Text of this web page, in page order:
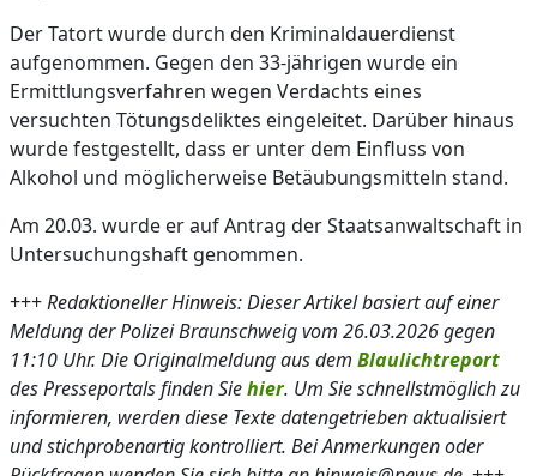
Der Tatort wurde durch den Kriminaldauerdienst
aufgenommen. Gegen den 33-jährigen wurde ein
Ermittlungsverfahren wegen Verdachts eines
versuchten Tötungsdeliktes eingeleitet. Darüber hinaus
wurde festgestellt, dass er unter dem Einfluss von
Alkohol und möglicherweise Betäubungsmitteln stand.
Am 20.03. wurde er auf Antrag der Staatsanwaltschaft in
Untersuchungshaft genommen.
+++Redaktioneller Hinweis: Dieser Artikel basiert auf einer
Meldung der Polizei Braunschweig vom 26.03.2026 gegen
11:10 Uhr. Die Originalmeldung aus dem Blaulichtreport
des Presseportals finden Siehier. Um Sie schnellstmöglich zu
informieren, werden diese Texte datengetrieben aktualisiert
und stichprobenartig kontrolliert. Bei Anmerkungen oder